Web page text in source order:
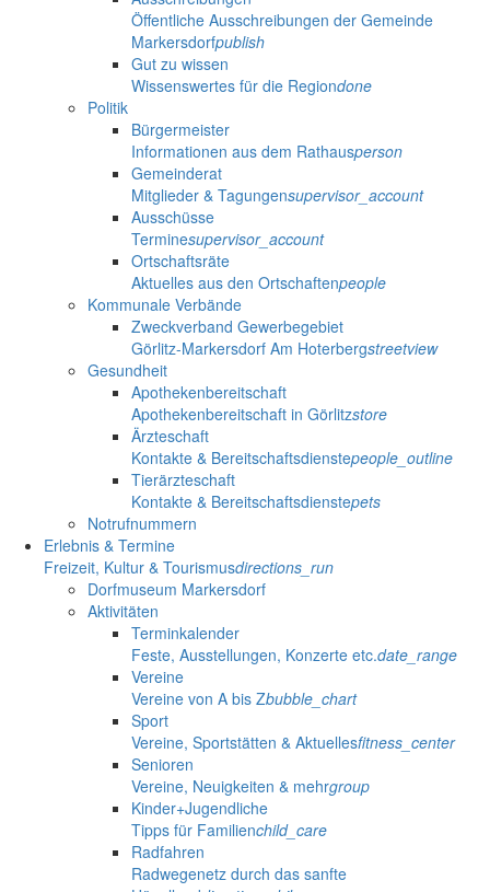
Öffentliche Ausschreibungen der Gemeinde
Markersdorfpublish
Gut zu wissen
Wissenswertes für die Regiondone
Politik
Bürgermeister
Informationen aus dem Rathausperson
Gemeinderat
Mitglieder & Tagungensupervisor_account
Ausschüsse
Terminesupervisor_account
Ortschaftsräte
Aktuelles aus den Ortschaftenpeople
Kommunale Verbände
Zweckverband Gewerbegebiet
Görlitz-Markersdorf Am Hoterbergstreetview
Gesundheit
Apothekenbereitschaft
Apothekenbereitschaft in Görlitzstore
Ärzteschaft
Kontakte & Bereitschaftsdienstepeople_outline
Tierärzteschaft
Kontakte & Bereitschaftsdienstepets
Notrufnummern
Erlebnis & Termine
Freizeit, Kultur & Tourismusdirections_run
Dorfmuseum Markersdorf
Aktivitäten
Terminkalender
Feste, Ausstellungen, Konzerte etc.date_range
Vereine
Vereine von A bis Zbubble_chart
Sport
Vereine, Sportstätten & Aktuellesfitness_center
Senioren
Vereine, Neuigkeiten & mehrgroup
Kinder+Jugendliche
Tipps für Familienchild_care
Radfahren
Radwegenetz durch das sanfte